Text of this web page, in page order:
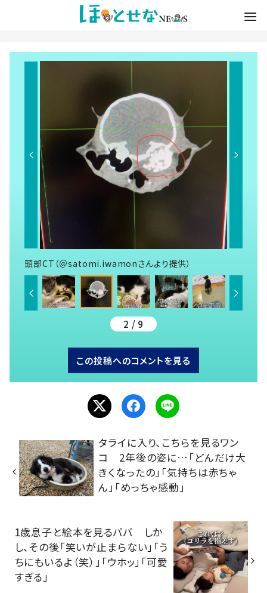
頭部CT（＠satomi.iwamonさんより提供）
2 / 9
この投稿へのコメントを見る
タライに入り、こちらを見るワン
コ 2年後の姿に…「どんだけ大
きくなったの」「気持ちは赤ちゃ
ん」「めっちゃ感動」
1歳息子と絵本を見るパパ しか
し、その後「笑いが止まらない」「う
ちにもいるよ（笑）」「ウホッ」「可愛
すぎる」